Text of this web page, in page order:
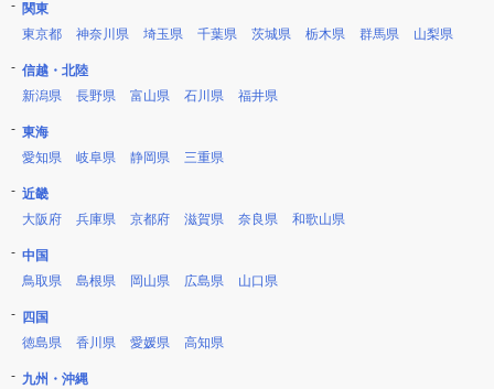
関東
東京都
神奈川県 埼玉県 千葉県 茨城県 栃木県 群馬県 山梨県
信越・北陸
新潟県
長野県 富山県 石川県 福井県
東海
愛知県
岐阜県 静岡県 三重県
近畿
大阪府
兵庫県 京都府 滋賀県 奈良県 和歌山県
中国
鳥取県
島根県 岡山県 広島県 山口県
四国
徳島県
香川県 愛媛県 高知県
九州・沖縄